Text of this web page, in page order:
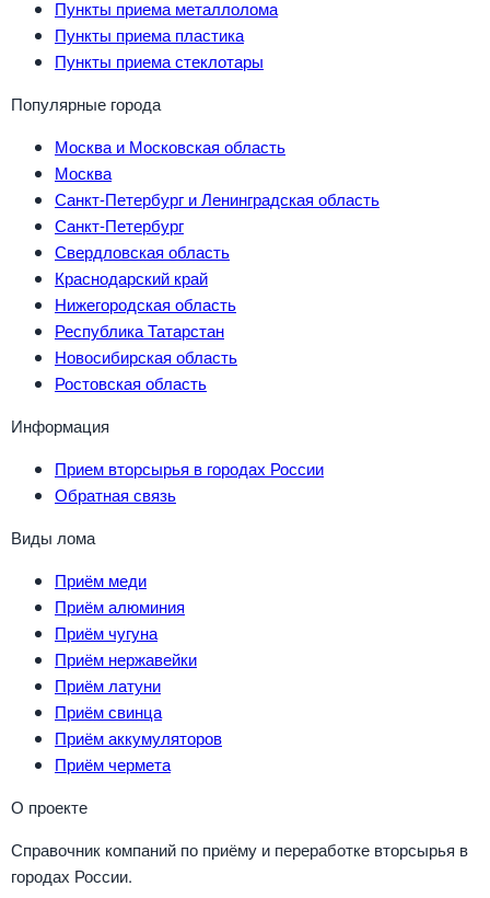
Пункты приема металлолома
Пункты приема пластика
Пункты приема стеклотары
Популярные города
Москва и Московская область
Москва
Санкт-Петербург и Ленинградская область
Санкт-Петербург
Свердловская область
Краснодарский край
Нижегородская область
Республика Татарстан
Новосибирская область
Ростовская область
Информация
Прием вторсырья в городах России
Обратная связь
Виды лома
Приём меди
Приём алюминия
Приём чугуна
Приём нержавейки
Приём латуни
Приём свинца
Приём аккумуляторов
Приём чермета
О проекте
Справочник компаний по приёму и переработке вторсырья в
городах России.